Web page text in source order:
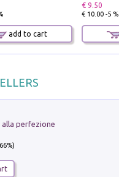
add to cart
€ 9.50
€ 10.00 -5 %
perfezione